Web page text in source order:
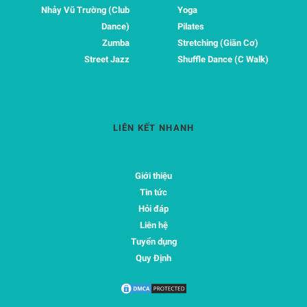
Nhảy Vũ Trường (Club
Dance)
Zumba
Street Jazz
Yoga
Pilates
Stretching (Giãn Cơ)
Shuffle Dance (C Walk)
LIÊN KẾT NHANH
Giới thiệu
Tin tức
Hỏi đáp
Liên hệ
Tuyển dụng
Quy Định